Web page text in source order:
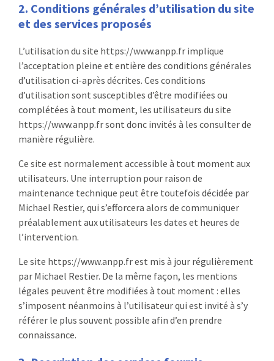
2. Conditions générales d’utilisation du site
et des services proposés
L’utilisation du site https://www.anpp.fr implique
l’acceptation pleine et entière des conditions générales
d’utilisation ci-après décrites. Ces conditions
d’utilisation sont susceptibles d’être modifiées ou
complétées à tout moment, les utilisateurs du site
https://www.anpp.fr sont donc invités à les consulter de
manière régulière.
Ce site est normalement accessible à tout moment aux
utilisateurs. Une interruption pour raison de
maintenance technique peut être toutefois décidée par
Michael Restier, qui s’efforcera alors de communiquer
préalablement aux utilisateurs les dates et heures de
l’intervention.
Le site https://www.anpp.fr est mis à jour régulièrement
par Michael Restier. De la même façon, les mentions
légales peuvent être modifiées à tout moment : elles
s’imposent néanmoins à l’utilisateur qui est invité à s’y
référer le plus souvent possible afin d’en prendre
connaissance.